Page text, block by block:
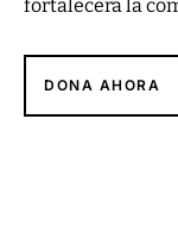
fortalecerá la
DONA AHORA